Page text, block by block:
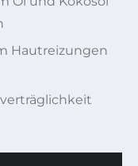
Hautreizungen